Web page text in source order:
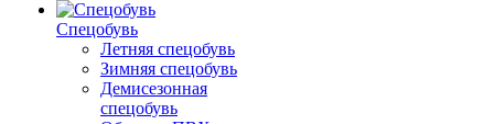
Спецобувь
Летняя спецобувь
Зимняя спецобувь
Демисезонная
спецобувь